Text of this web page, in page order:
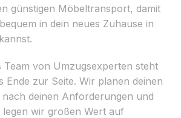
günstigen Möbeltransport, damit
in dein neues Zuhause in
von Umzugsexperten steht
Ende zur Seite. Wir planen deinen
nach deinen Anforderungen und
legen wir großen Wert auf